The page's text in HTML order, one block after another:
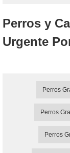
Perros y
Urgente
Perros
Perros
Perros